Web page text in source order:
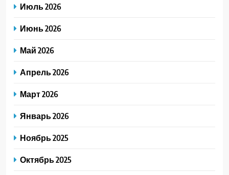
Июль 2026
Июнь 2026
Май 2026
Апрель 2026
Март 2026
Январь 2026
Ноябрь 2025
Октябрь 2025